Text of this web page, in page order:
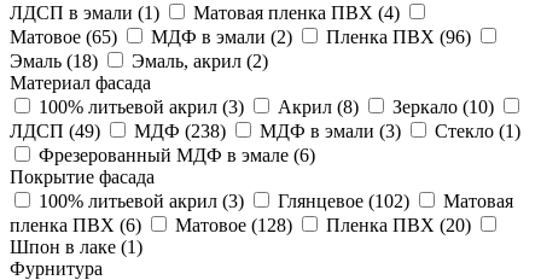
ЛДСП в эмали (1) Матовая пленка ПВХ (4)
Матовое (65) МДФ в эмали (2) Пленка ПВХ (96)
Эмаль (18) Эмаль, акрил (2)
Материал фасада
100% литьевой акрил (3) Акрил (8) Зеркало (10)
ЛДСП (49) МДФ (238) МДФ в эмали (3) Стекло (1)
Фрезерованный МДФ в эмале (6)
Покрытие фасада
100% литьевой акрил (3) Глянцевое (102)
Матовая
пленка ПВХ (6) Матовое (128) Пленка ПВХ (20)
Шпон в лаке (1)
Фурнитура